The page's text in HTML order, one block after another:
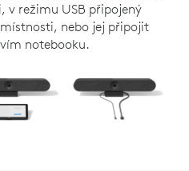
v režimu USB připojený
nebo jej připojit
notebooku.